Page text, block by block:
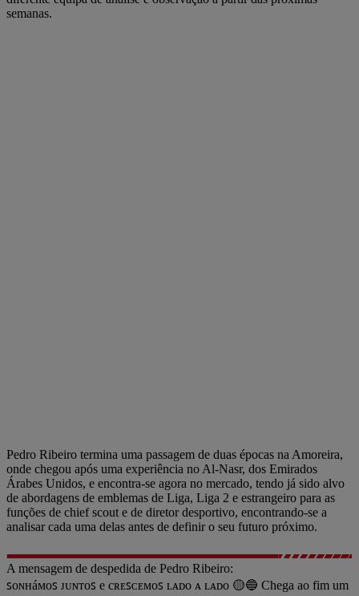
semanas.
Pedro Ribeiro termina uma passagem de duas épocas na Amoreira,
onde chegou após uma experiência no Al-Nasr, dos Emirados
Árabes Unidos, e encontra-se agora no mercado, tendo já sido alvo
de abordagens de emblemas de Liga, Liga 2 e estrangeiro para as
funções de chief scout e de diretor desportivo, encontrando-se a
analisar cada uma delas antes de definir o seu futuro próximo.
A mensagem de despedida de Pedro Ribeiro:
ꜱᴏɴʜáᴍᴏꜱ ᴊᴜɴᴛᴏꜱ e cʀᴇꜱᴄᴇᴍᴏꜱ ʟᴀᴅᴏ ᴀ ʟᴀᴅᴏ 🟡🔵 Chega ao fim um